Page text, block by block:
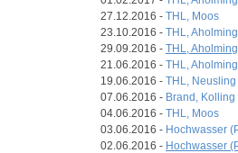
27.12.2016 - THL, Moos
23.10.2016 - THL, Aholming
29.09.2016 - THL, Aholming
21.06.2016 - THL, Aholming
19.06.2016 - THL, Neusling
07.06.2016 - Brand, Kolling
04.06.2016 - THL, Moos
03.06.2016 - Hochwasser
02.06.2016 - Hochwasser